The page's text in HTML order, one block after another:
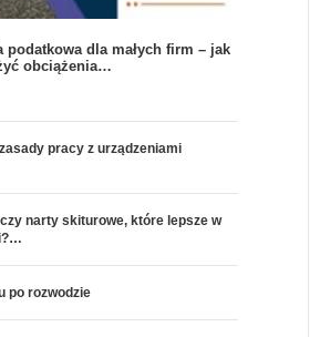
podatkowa dla małych firm – jak
obciążenia…
pracy z urządzeniami
narty skiturowe, które lepsze w
po rozwodzie